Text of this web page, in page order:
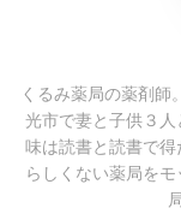
くるみ薬局の薬剤師
光市で妻と子供３
味は読書と読書で
らしくない薬局を